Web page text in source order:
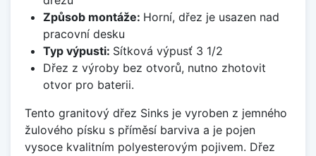
Způsob montáže: Horní, dřez je usazen nad
pracovní desku
Typ výpusti: Sítková výpusť 3 1/2
Dřez z výroby bez otvorů, nutno zhotovit
otvor pro baterii.
Tento granitový dřez Sinks je vyroben z jemného
žulového písku s příměsí barviva a je pojen
vysoce kvalitním polyesterovým pojivem. Dřez